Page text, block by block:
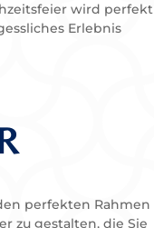
wird perfekt
Erlebnis
perfekten Rahmen
zu gestalten, die Sie